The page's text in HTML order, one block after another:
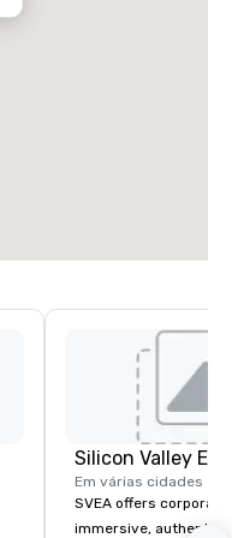
Em várias cidades
SVEA offers
immersive, authentic